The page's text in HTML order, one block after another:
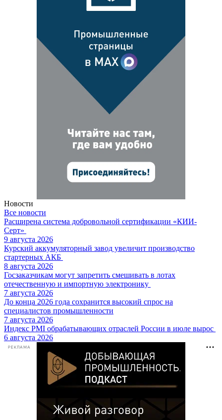
Новости
Все новости
Расширена система добровольной сертификации «КИИ-
Серт»
9 августа 2026
Курский аккумуляторный завод увеличит производство
стартерных АКБ
8 августа 2026
Госзаказчикам могут запретить смешивать в лотах
отечественную и импортную электронику
7 августа 2026
До конца 2026 года сохранится высокий спрос на
специалистов промышленности
7 августа 2026
Индекс PMI обрабатывающих отраслей России в июле вырос
6 августа 2026
РЕКЛАМА